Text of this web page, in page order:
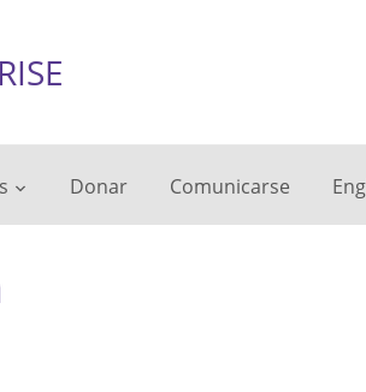
Donar Comunicarse